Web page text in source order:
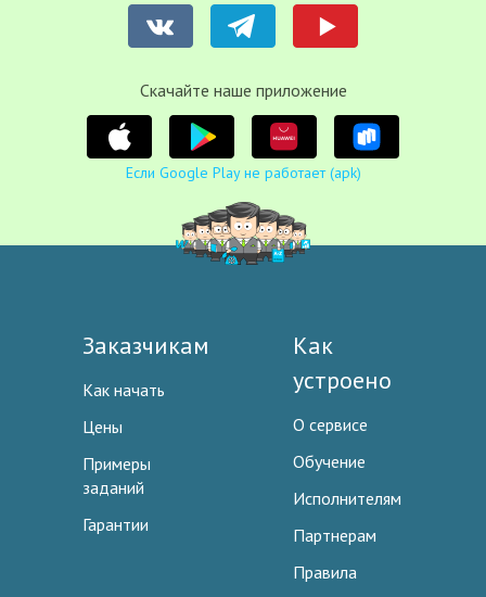
Cкачайте наше приложение
Если Google Play не работает (apk)
Заказчикам
Как начать
Цены
Примеры
заданий
Гарантии
Как
устроено
О сервисе
Обучение
Исполнителям
Партнерам
Правила